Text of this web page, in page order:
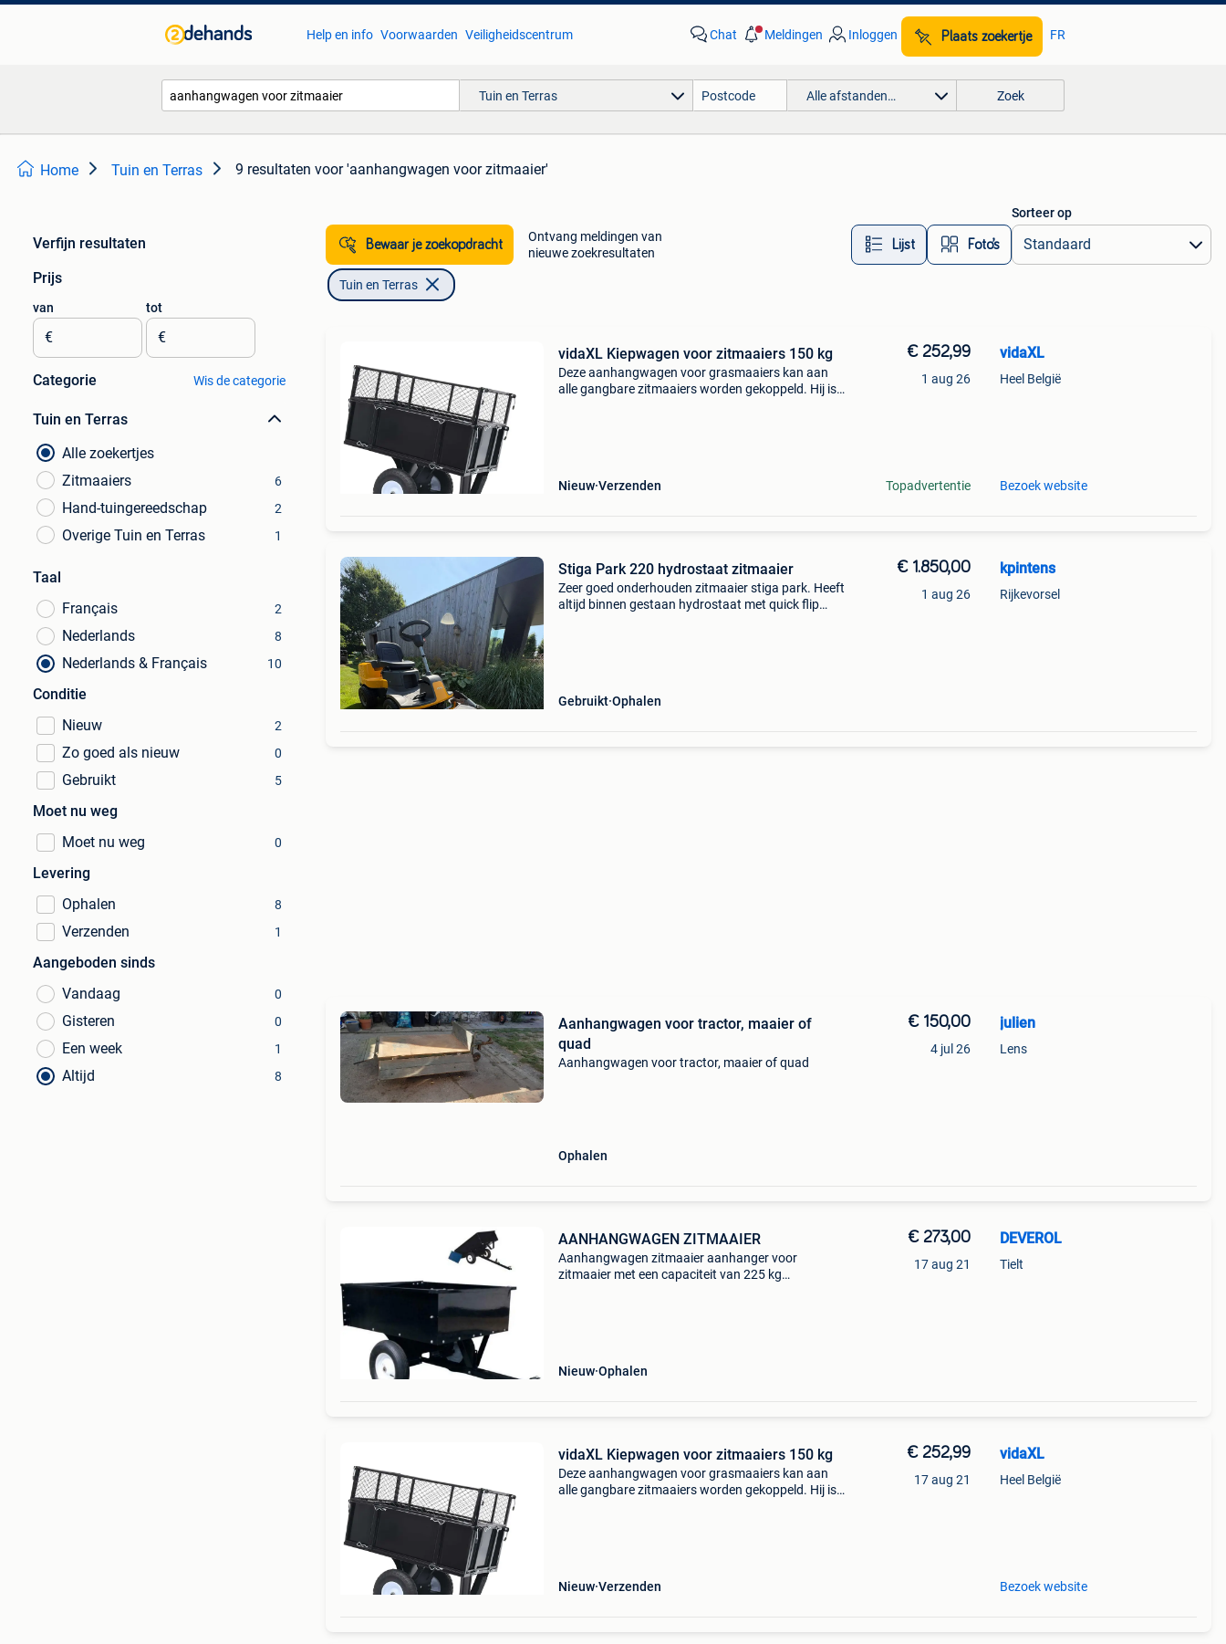
Help en info Voorwaarden Veiligheidscentrum Chat Meldingen Inloggen Plaats zoekertje FR
Tuin en Terras Alle afstanden… Zoek
Home Tuin en Terras 9 resultaten voor 'aanhangwagen voor zitmaaier'
Verfijn resultaten
Prijs
van
€
tot
€
Categorie Wis de categorie
Tuin en Terras
Alle zoekertjes
Zitmaaiers
6
Hand-tuingereedschap 2
Overige Tuin en Terras 1
Taal
Français
2
Nederlands 8
Nederlands & Français 10
Conditie
Nieuw
2
Zo goed als nieuw 0
Gebruikt 5
Moet nu weg
Moet nu weg
0
Levering
Ophalen
8
Verzenden 1
Aangeboden sinds
Vandaag
0
Gisteren 0
Een week 1
Altijd 8
Bewaar je zoekopdracht
Ontvang meldingen van
nieuwe zoekresultaten
Lijst Foto’s
Sorteer op
Tuin en Terras
vidaXL Kiepwagen voor zitmaaiers 150 kg
Deze aanhangwagen voor grasmaaiers kan aan
alle gangbare zitmaaiers worden gekoppeld. Hij is
Nieuw Verzenden
€ 252,99
1 aug 26
Topadvertentie
vidaXL
Heel België
Bezoek website
Stiga Park 220 hydrostaat zitmaaier
Zeer goed onderhouden zitmaaier stiga park. Heeft
altijd binnen gestaan hydrostaat met quick flip
Gebruikt Ophalen
€ 1.850,00
1 aug 26
kpintens
Rijkevorsel
Aanhangwagen voor tractor, maaier of
quad
Aanhangwagen voor tractor, maaier of quad
Ophalen
€ 150,00
4 jul 26
julien
Lens
AANHANGWAGEN ZITMAAIER
Aanhangwagen zitmaaier aanhanger voor
zitmaaier met een capaciteit van 225 kg
Nieuw Ophalen
€ 273,00
17 aug 21
DEVEROL
Tielt
vidaXL Kiepwagen voor zitmaaiers 150 kg
Deze aanhangwagen voor grasmaaiers kan aan
alle gangbare zitmaaiers worden gekoppeld. Hij is
Nieuw Verzenden
€ 252,99
17 aug 21
vidaXL
Heel België
Bezoek website